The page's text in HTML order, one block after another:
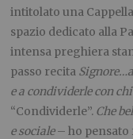
intitolato una
spazio dedicato alla
intensa preghiera
passo recita
e a condividerle con
“Condividerle”. Che
e sociale– ho pensato